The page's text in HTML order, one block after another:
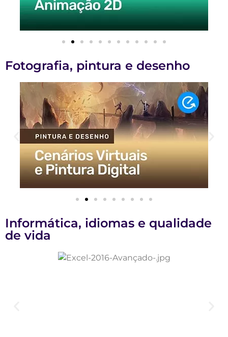
Fotografia, pintura e desenho
Informática, idiomas e qualidade
de vida